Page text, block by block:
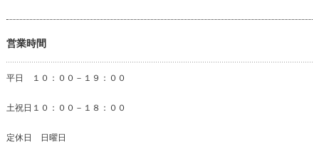
営業時間
平日 １０：００－１９：００
土祝日１０：００－１８：００
定休日 日曜日